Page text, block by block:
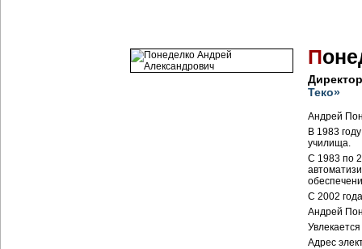
П
Теко»
Андрей
В 1983
училища.
С 1983 по
С 2002
Андрей
Адрес